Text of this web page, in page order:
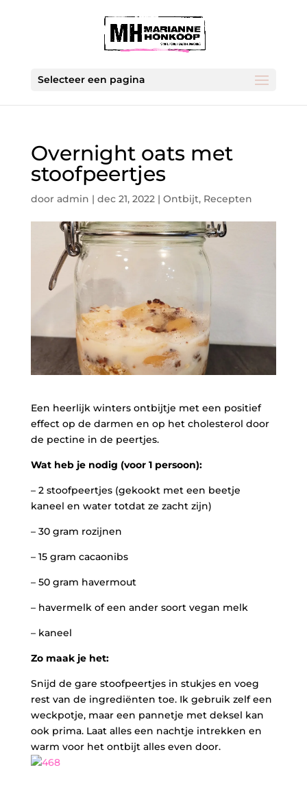
Selecteer een pagina
Overnight oats met
stoofpeertjes
door admin | dec 21, 2022| Ontbijt, Recepten
Een heerlijk winters ontbijtje met een positief
effect op de darmen en op het cholesterol door
de pectine in de peertjes.
Wat heb je nodig (voor 1 persoon):
– 2 stoofpeertjes (gekookt met een beetje
kaneel en water totdat ze zacht zijn)
– 30 gram rozijnen
– 15 gram cacaonibs
– 50 gram havermout
– havermelk of een ander soort vegan melk
– kaneel
Zo maak je het:
Snijd de gare stoofpeertjes in stukjes en voeg
rest van de ingrediënten toe. Ik gebruik zelf een
weckpotje, maar een pannetje met deksel kan
ook prima. Laat alles een nachtje intrekken en
warm voor het ontbijt alles even door.